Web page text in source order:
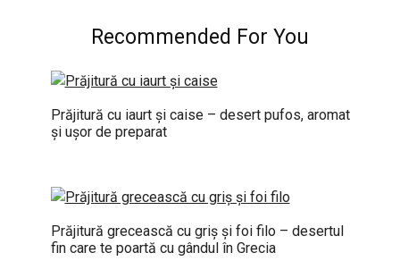
Recommended For You
Prăjitură cu iaurt și caise – desert pufos, aromat
și ușor de preparat
Prăjitură grecească cu griș și foi filo – desertul
fin care te poartă cu gândul în Grecia